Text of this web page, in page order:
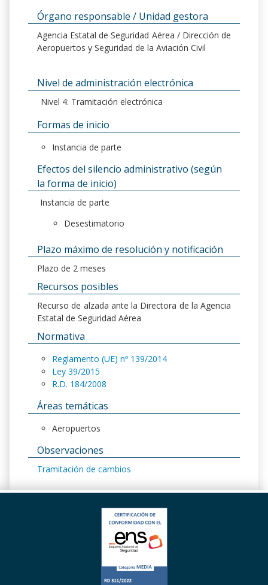
Órgano responsable / Unidad gestora
Agencia Estatal de Seguridad Aérea / Dirección de
Aeropuertos y Seguridad de la Aviación Civil
Nivel de administración electrónica
Nivel 4: Tramitación electrónica
Formas de inicio
Instancia de parte
Efectos del silencio administrativo (según
la forma de inicio)
Instancia de parte
Desestimatorio
Plazo máximo de resolución y notificación
Plazo de 2 meses
Recursos posibles
Recurso de alzada ante la Directora de la Agencia
Estatal de Seguridad Aérea
Normativa
Reglamento (UE) nº 139/2014
Ley 39/2015
R.D. 184/2008
Áreas temáticas
Aeropuertos
Observaciones
Tramitación de cambios